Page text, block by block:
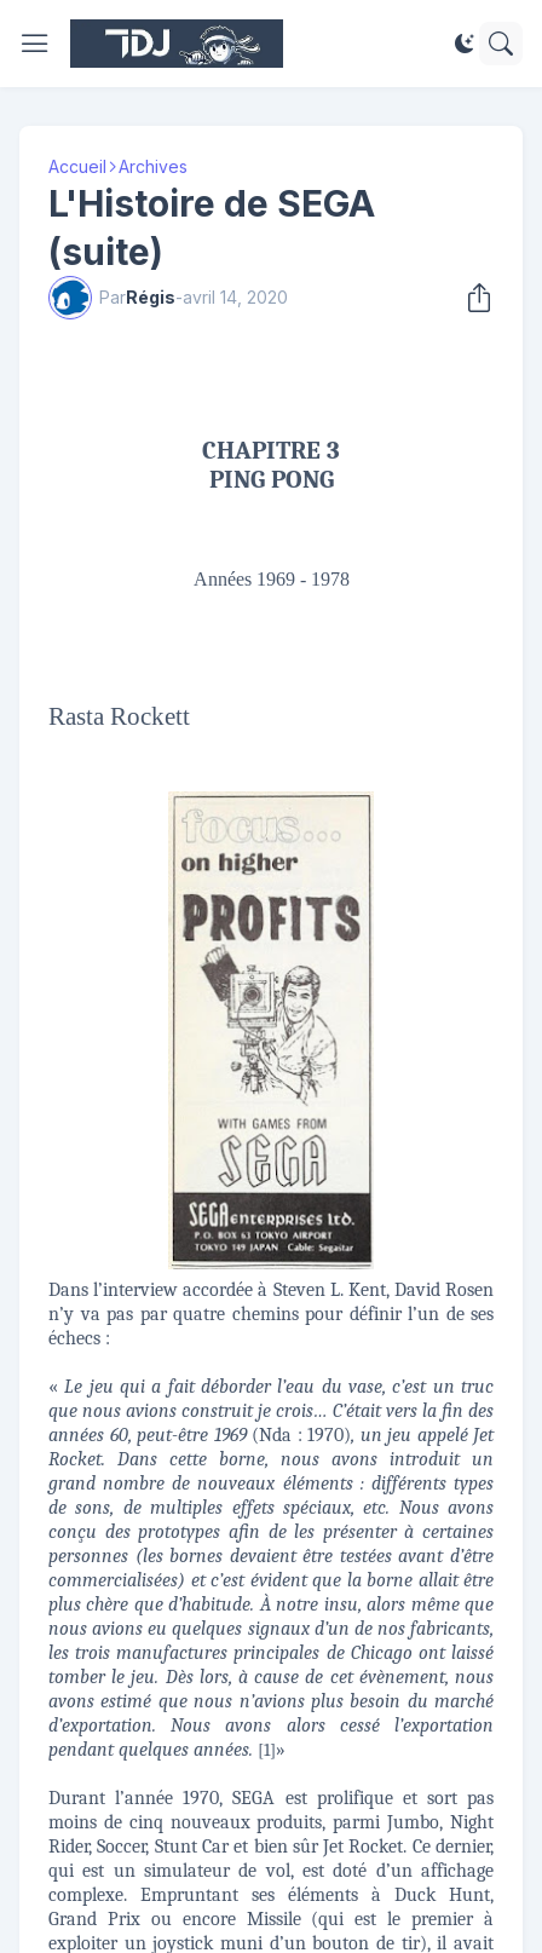
Accueil Archives
L'Histoire de SEGA
(suite)
ParRégis-avril 14, 2020
CHAPITRE 3
PING PONG
Années 1969 - 1978
Rasta Rockett
Dans l’interview accordée à Steven L. Kent, David Rosen
n’y va pas par quatre chemins pour définir l’un de ses
échecs :
«Le jeu qui a fait déborder l’eau du vase, c’est un truc
que nous avions construit je crois… C’était vers la fin des
années 60, peut-être 1969 (Nda : 1970), un jeu appelé Jet
Rocket. Dans cette borne, nous avons introduit un
grand nombre de nouveaux éléments : différents types
de sons, de multiples effets spéciaux, etc. Nous avons
conçu des prototypes afin de les présenter à certaines
personnes (les bornes devaient être testées avant d’être
commercialisées) et c’est évident que la borne allait être
plus chère que d’habitude. À notre insu, alors même que
nous avions eu quelques signaux d’un de nos fabricants,
les trois manufactures principales de Chicago ont laissé
tomber le jeu. Dès lors, à cause de cet évènement, nous
avons estimé que nous n’avions plus besoin du marché
d’exportation. Nous avons alors cessé l’exportation
pendant quelques années. [1]»
Durant l’année 1970, SEGA est prolifique et sort pas
moins de cinq nouveaux produits, parmi Jumbo, Night
Rider, Soccer, Stunt Car et bien sûr Jet Rocket. Ce dernier,
qui est un simulateur de vol, est doté d’un affichage
complexe. Empruntant ses éléments à Duck Hunt,
Grand Prix ou encore Missile (qui est le premier à
exploiter un joystick muni d’un bouton de tir), il avait